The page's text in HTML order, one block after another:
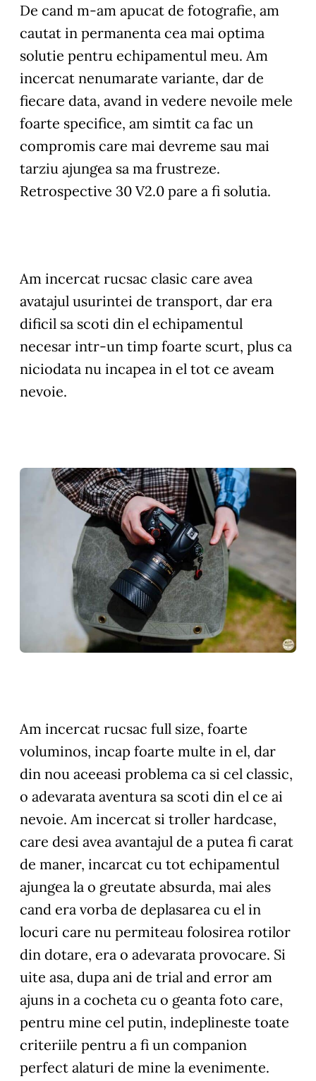
De cand m-am apucat de fotografie, am
cautat in permanenta cea mai optima
solutie pentru echipamentul meu. Am
incercat nenumarate variante, dar de
fiecare data, avand in vedere nevoile mele
foarte specifice, am simtit ca fac un
compromis care mai devreme sau mai
tarziu ajungea sa ma frustreze.
Retrospective 30 V2.0 pare a fi solutia.
Am incercat rucsac clasic care avea
avatajul usurintei de transport, dar era
dificil sa scoti din el echipamentul
necesar intr-un timp foarte scurt, plus ca
niciodata nu incapea in el tot ce aveam
nevoie.
Am incercat rucsac full size, foarte
voluminos, incap foarte multe in el, dar
din nou aceeasi problema ca si cel classic,
o adevarata aventura sa scoti din el ce ai
nevoie. Am incercat si troller hardcase,
care desi avea avantajul de a putea fi carat
de maner, incarcat cu tot echipamentul
ajungea la o greutate absurda, mai ales
cand era vorba de deplasarea cu el in
locuri care nu permiteau folosirea rotilor
din dotare, era o adevarata provocare. Si
uite asa, dupa ani de trial and error am
ajuns in a cocheta cu o geanta foto care,
pentru mine cel putin, indeplineste toate
criteriile pentru a fi un companion
perfect alaturi de mine la evenimente.